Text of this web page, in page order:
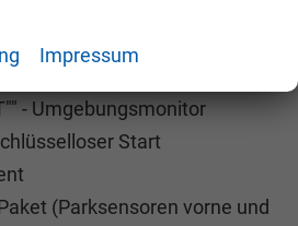
- Umgebungsmonitor
Start
(Parksensoren vorne und
Impressum